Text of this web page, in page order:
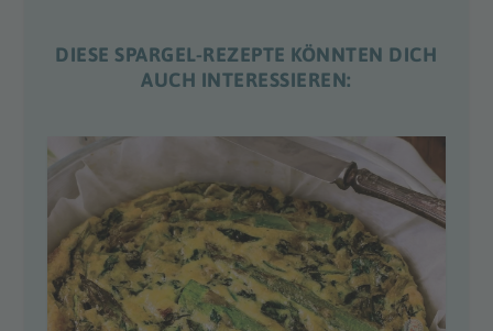
DIESE SPARGEL-REZEPTE KÖNNTEN DICH
AUCH INTERESSIEREN: